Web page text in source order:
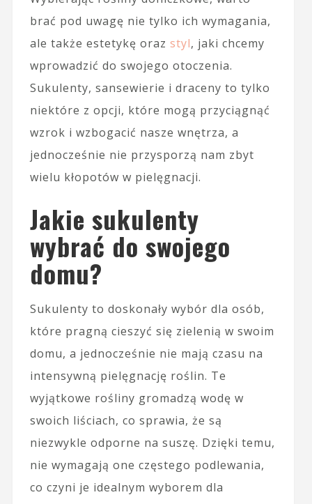
brać pod uwagę nie tylko ich wymagania,
ale także estetykę oraz styl, jaki chcemy
wprowadzić do swojego otoczenia.
Sukulenty, sansewierie i draceny to tylko
niektóre z opcji, które mogą przyciągnąć
wzrok i wzbogacić nasze wnętrza, a
jednocześnie nie przysporzą nam zbyt
wielu kłopotów w pielęgnacji.
Jakie sukulenty
wybrać do swojego
domu?
Sukulenty to doskonały wybór dla osób,
które pragną cieszyć się zielenią w swoim
domu, a jednocześnie nie mają czasu na
intensywną pielęgnację roślin. Te
wyjątkowe rośliny gromadzą wodę w
swoich liściach, co sprawia, że są
niezwykle odporne na suszę. Dzięki temu,
nie wymagają one częstego podlewania,
co czyni je idealnym wyborem dla